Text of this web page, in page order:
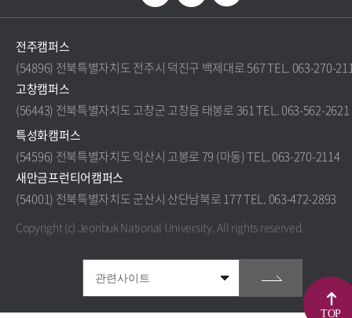
전주캠퍼스
(54896) 전북특별자치도 전주시 덕진구 백제대로 567 TEL. 063-270-
고창캠퍼스
(56443) 전북특별자치도 고창군 고창읍 태봉로 361 TEL. 063-562-2621
특성화캠퍼스
(54596) 전북특별자치도 익산시 고봉로 79 (마동) TEL. 063-270-2114
새만금프런티어캠퍼스
(54001) 전북특별자치도 군산시 산단남북로 177 TEL. 063-472-2893
Copyright (c) Jeonbuk National University.All rights reserved.
TOP